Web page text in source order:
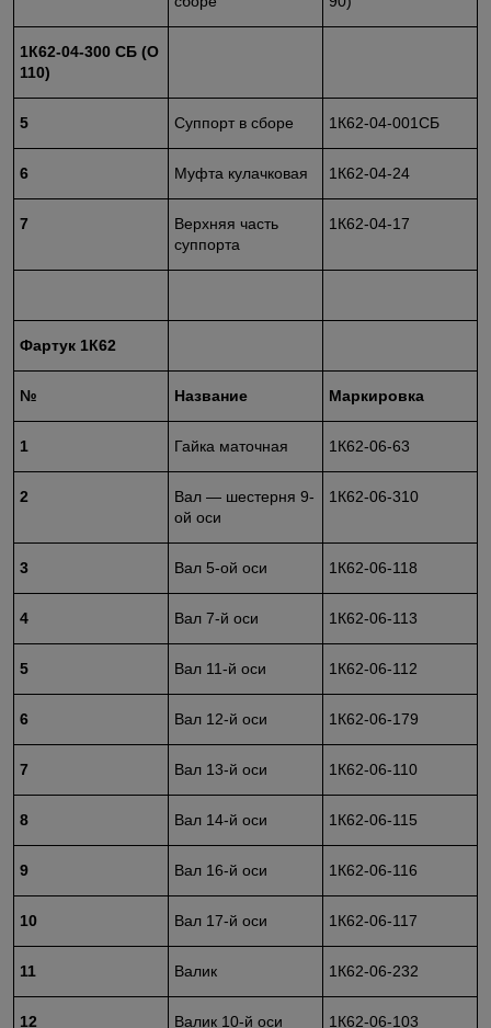
1К62-04-300 СБ (O
110)
5 Суппорт в сборе 1К62-04-001СБ
6 Муфта кулачковая 1К62-04-24
7
Верхняя часть
суппорта
1К62-04-17
Фартук 1К62
№ Название Маркировка
1 Гайка маточная 1К62-06-63
2
Вал — шестерня 9-
ой оси
1К62-06-310
3 Вал 5-ой оси 1К62-06-118
4 Вал 7-й оси 1К62-06-113
5 Вал 11-й оси 1К62-06-112
6 Вал 12-й оси 1К62-06-179
7 Вал 13-й оси 1К62-06-110
8 Вал 14-й оси 1К62-06-115
9 Вал 16-й оси 1К62-06-116
10 Вал 17-й оси 1К62-06-117
11 Валик 1К62-06-232
12 Валик 10-й оси 1К62-06-103